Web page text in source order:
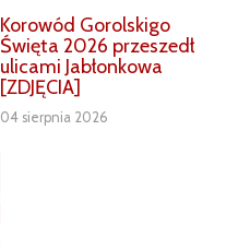
Korowód Gorolskigo
Święta 2026 przeszedł
ulicami Jabłonkowa
[ZDJĘCIA]
04 sierpnia 2026